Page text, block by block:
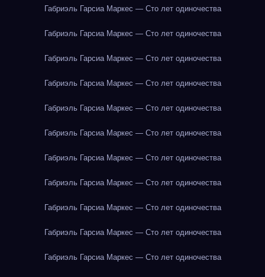
Габриэль Гарсиа Маркес — Сто лет одиночества
Габриэль Гарсиа Маркес — Сто лет одиночества
Габриэль Гарсиа Маркес — Сто лет одиночества
Габриэль Гарсиа Маркес — Сто лет одиночества
Габриэль Гарсиа Маркес — Сто лет одиночества
Габриэль Гарсиа Маркес — Сто лет одиночества
Габриэль Гарсиа Маркес — Сто лет одиночества
Габриэль Гарсиа Маркес — Сто лет одиночества
Габриэль Гарсиа Маркес — Сто лет одиночества
Габриэль Гарсиа Маркес — Сто лет одиночества
Габриэль Гарсиа Маркес — Сто лет одиночества